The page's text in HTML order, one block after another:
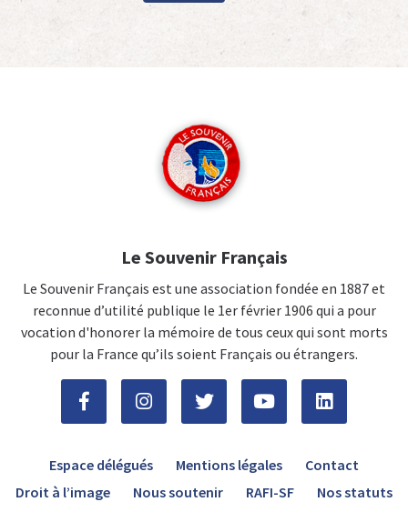
Le Souvenir Français
Le Souvenir Français est une association fondée en 1887 et
reconnue d’utilité publique le 1er février 1906 qui a pour
vocation d'honorer la mémoire de tous ceux qui sont morts
pour la France qu’ils soient Français ou étrangers.
Espace délégués Mentions légales
Contact
Droit à l’image
Nous soutenir RAFI-SF Nos statuts